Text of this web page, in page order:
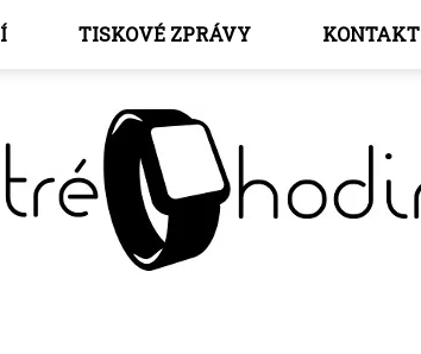
TISKOVÉ ZPRÁVY KONTAKT